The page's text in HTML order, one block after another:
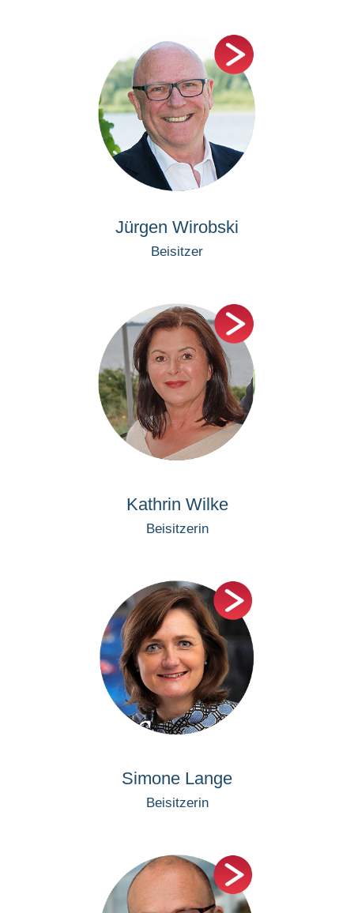
Jürgen Wirobski
Beisitzer
Kathrin Wilke
Beisitzerin
Simone Lange
Beisitzerin